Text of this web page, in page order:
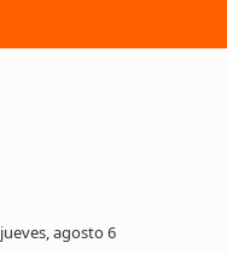
jueves, agosto 6